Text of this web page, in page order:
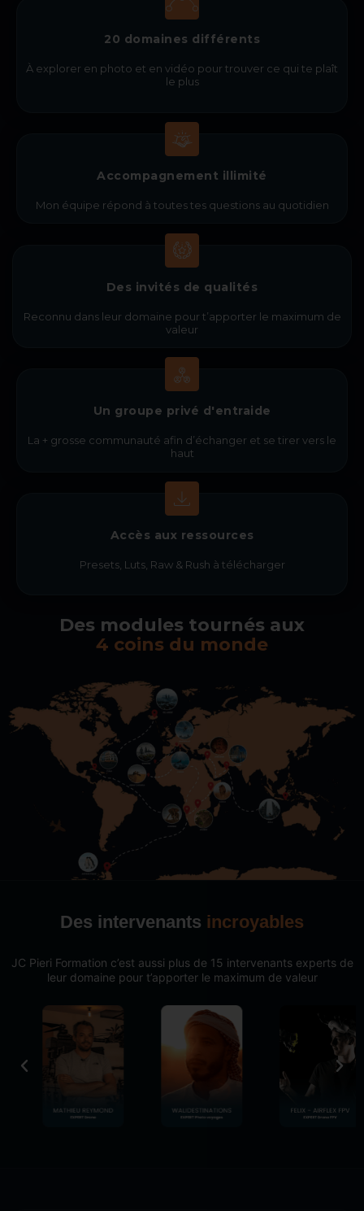
20 domaines différents
À explorer en photo et en vidéo pour trouver ce qui te plaît
le plus
Accompagnement illimité
Mon équipe répond à toutes tes questions au quotidien
Des invités de qualités
Reconnu dans leur domaine pour t’apporter le maximum de
valeur
Un groupe privé d'entraide
La + grosse communauté afin d’échanger et se tirer vers le
haut
Accès aux ressources
Presets, Luts, Raw & Rush à télécharger
Des modules tournés aux
4 coins du monde
Des intervenants incroyables
JC Pieri Formation c’est aussi plus de 15 intervenants experts de
leur domaine pour t’apporter le maximum de valeur